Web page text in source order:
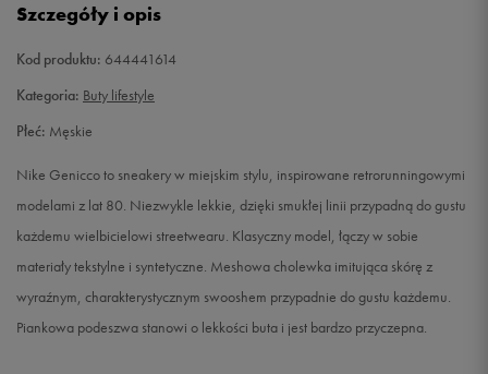
43 27,5 cm
44
44,5 28,5 cm Powiadom o dostępności
45 29 cm
45,5 29,5 cm Powiadom o dostępności
Szczegóły i opis
Kod produktu: 644441614
Kategoria: Buty lifestyle
Płeć: Męskie
Nike Genicco to sneakery w miejskim stylu, inspirowane retrorunningowymi
modelami z lat 80. Niezwykle lekkie, dzięki smukłej linii przypadną do gustu
każdemu wielbicielowi streetwearu. Klasyczny model, łączy w sobie
materiały tekstylne i syntetyczne. Meshowa cholewka imitująca skórę z
wyraźnym, charakterystycznym swooshem przypadnie do gustu każdemu.
Piankowa podeszwa stanowi o lekkości buta i jest bardzo przyczepna.